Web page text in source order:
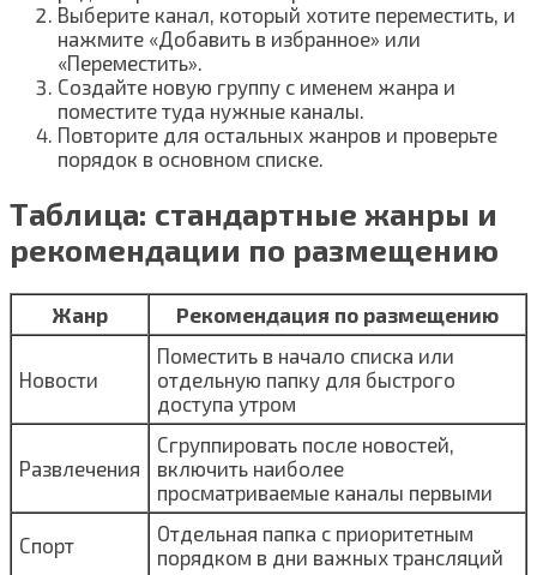
Выберите канал, который хотите переместить, и
нажмите «Добавить в избранное» или
«Переместить».
Создайте новую группу с именем жанра и
поместите туда нужные каналы.
Повторите для остальных жанров и проверьте
порядок в основном списке.
Таблица: стандартные жанры и
рекомендации по размещению
Жанр Рекомендация по размещению
Новости
Поместить в начало списка или
отдельную папку для быстрого
доступа утром
Развлечения
Сгруппировать после новостей,
включить наиболее
просматриваемые каналы первыми
Спорт
Отдельная папка с приоритетным
порядком в дни важных трансляций